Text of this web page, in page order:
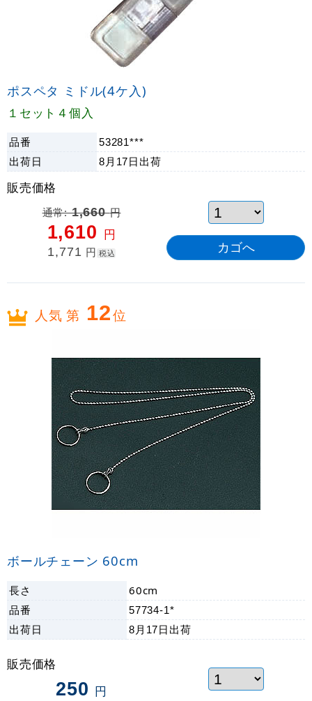
ポスペタ ミドル(4ケ入)
１セット４個入
品番 53281***
出荷日 8月17日 出荷
販売価格
通常:1,660円
1,610 円
1,771 円 税込
人気 第 12位
ボールチェーン 60cm
長さ
60cm
品番
57734-1*
出荷日 8月17日 出荷
販売価格
250 円